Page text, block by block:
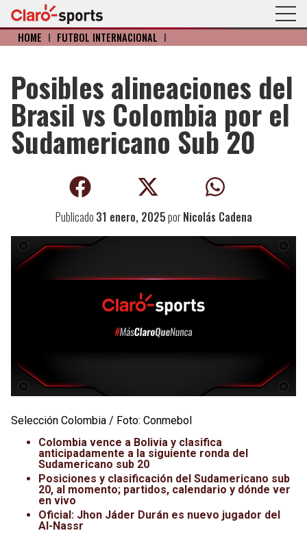
HOME I FÚTBOL INTERNACIONAL I
Posibles alineaciones del
Brasil vs Colombia por el
Sudamericano Sub 20
Publicado 31 enero, 2025porNicolás Cadena
Selección Colombia / Foto: Conmebol
Colombia vence a Bolivia y clasifica
anticipadamente a la siguiente ronda del
Sudamericano sub 20
Posiciones y clasificación del Sudamericano sub
20, al momento; partidos, calendario y dónde ver
en vivo
Oficial: Jhon Jáder Durán es nuevo jugador del
Al-Nassr